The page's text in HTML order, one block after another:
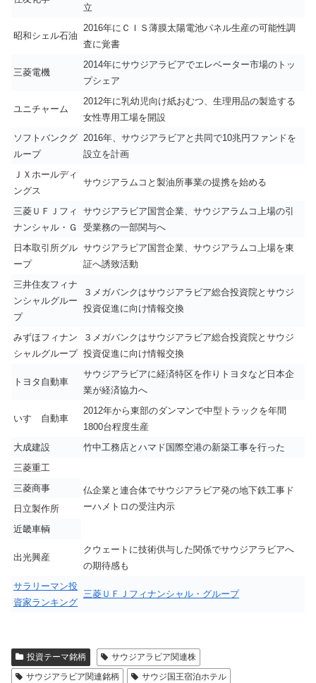
立
昭和シェル石油
2016年にＣＩＳ薄膜太陽電池パネル生産の可能性調
査に覚書
三菱電機
2014年にサウジアラビアでエレベーター市場のトッ
プシェア
ユニチャーム
2012年に乳幼児向け紙おむつ、生理用品の製造する
女性専用工場を開設
ソフトバンクグ
ループ
2016年、サウジアラビアと共同で10兆円ファンドを
設立を計画
ＪＸホールディ
ングス
サウジアラムコと製油所事業の提携を始める
三菱ＵＦＪフィ
ナンシャル・Ｇ
サウジアラビア国営企業、サウジアラムコ上場の引
受業務の一部関与へ
日本取引所グル
ープ
サウジアラビア国営企業、サウジアラムコ上場を東
証へ誘致活動
三井住友フィナ
ンシャルグルー
プ
３メガバンクはサウジアラビア総合投資院とサウジ
投資促進に向け情報交換
みずほフィナン
シャルグループ
３メガバンクはサウジアラビア総合投資院とサウジ
投資促進に向け情報交換
トヨタ自動車
サウジアラビアに経済特区を作りトヨタなど日本企
業が経済協力へ
いすゞ自動車
2012年から東部のダンマンで中型トラックを年間
1800台程度生産
大成建設
竹中工務店とハマド国際空港の新築工事を行った
三菱重工
仏企業と連合体でサウジアラビア発の地下鉄工事ド
ーハメトロの受注内示
三菱商事
日立製作所
近畿車輌
出光興産
クウェートに技術供与した関係でサウジアラビアへ
の期待感も
サラリーマン投
資家ランキング
三菱ＵＦＪフィナンシャル・グループ
投資テーマ銘柄
サウジアラビア関連株
サウジアラビア関連銘柄
サウジ国王宿泊ホテル